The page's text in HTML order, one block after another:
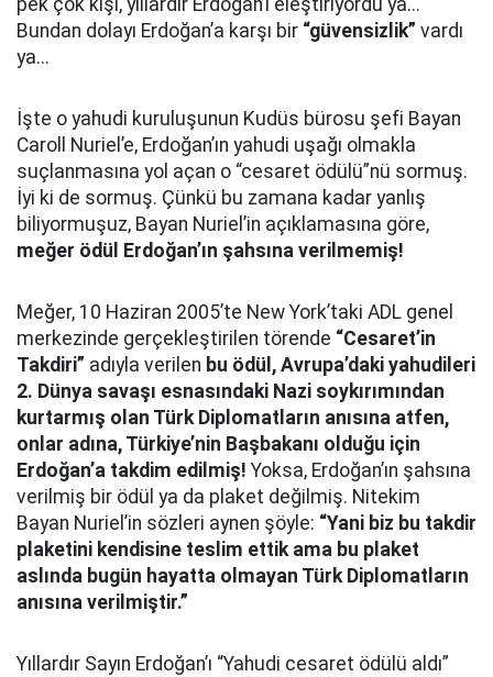
pek çok kişi, yıllardır Erdoğan’ı eleştiriyordu ya...
Bundan dolayı Erdoğan’a karşı bir “güvensizlik” vardı
ya...
İşte o yahudi kuruluşunun Kudüs bürosu şefi Bayan
Caroll Nuriel’e, Erdoğan’ın yahudi uşağı olmakla
suçlanmasına yol açan o “cesaret ödülü”nü sormuş.
İyi ki de sormuş. Çünkü bu zamana kadar yanlış
biliyormuşuz, Bayan Nuriel’in açıklamasına göre,
meğer ödül Erdoğan’ın şahsına verilmemiş!
Meğer, 10 Haziran 2005’te New York’taki ADL genel
merkezinde gerçekleştirilen törende “Cesaret’in
Takdiri” adıyla verilen bu ödül, Avrupa’daki yahudileri
2. Dünya savaşı esnasındaki Nazi soykırımından
kurtarmış olan Türk Diplomatların anısına atfen,
onlar adına, Türkiye’nin Başbakanı olduğu için
Erdoğan’a takdim edilmiş! Yoksa, Erdoğan’ın şahsına
verilmiş bir ödül ya da plaket değilmiş. Nitekim
Bayan Nuriel’in sözleri aynen şöyle: “Yani biz bu takdir
plaketini kendisine teslim ettik ama bu plaket
aslında bugün hayatta olmayan Türk Diplomatların
anısına verilmiştir.”
Yıllardır Sayın Erdoğan’ı “Yahudi cesaret ödülü aldı”